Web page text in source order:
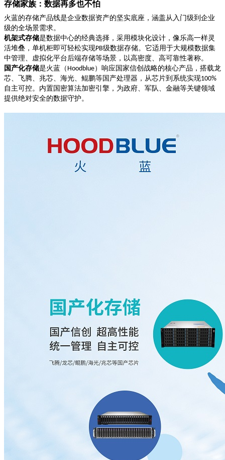
存储家族：数据再多也不怕
火蓝的存储产品线是企业数据资产的坚实底座，涵盖从入门级到企业
级的全场景需求。
机架式存储是数据中心的经典选择，采用模块化设计，像乐高一样灵
活堆叠，单机柜即可轻松实现PB级数据存储。它适用于大规模数据集
中管理、虚拟化平台后端存储等场景，以高密度、高可靠性著称。
国产化存储是火蓝（ Hoodblue）响应国家信创战略的核心产品，搭载龙
芯、飞腾、兆芯、海光、鲲鹏等国产处理器，从芯片到系统实现100%
自主可控。内置国密算法加密引擎，为政府、军队、金融等关键领域
提供绝对安全的数据守护。